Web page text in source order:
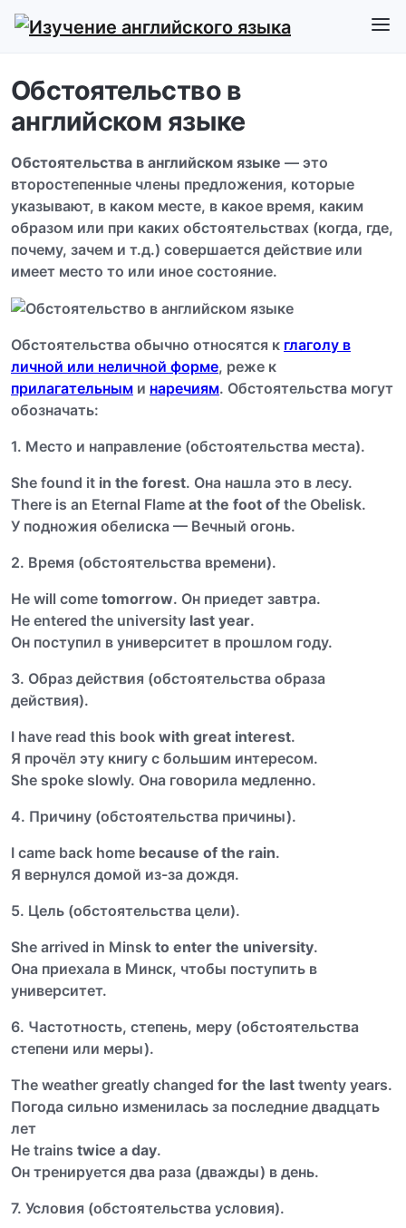
Обстоятельство в
английском языке
Обстоятельства в английском языке — это
второстепенные члены предложения, которые
указывают, в каком месте, в какое время, каким
образом или при каких обстоятельствах (когда, где,
почему, зачем и т.д.) совершается действие или
имеет место то или иное состояние.
Обстоятельства обычно относятся к глаголу в
личной или неличной форме, реже к
прилагательным и наречиям. Обстоятельства могут
обозначать:
1. Место и направление (обстоятельства места).
She found it in the forest. Она нашла это в лесу.
There is an Eternal Flame at the foot of the Obelisk.
У подножия обелиска — Вечный огонь.
2. Время (обстоятельства времени).
He will come tomorrow. Он приедет завтра.
Не entered the university last year.
Он поступил в университет в прошлом году.
3. Образ действия (обстоятельства образа
действия).
I have read this book with great interest.
Я прочёл эту книгу с большим интересом.
She spoke slowly. Она говорила медленно.
4. Причину (обстоятельства причины).
I came back home because of the rain.
Я вернулся домой из-за дождя.
5. Цель (обстоятельства цели).
She arrived in Minsk to enter the university.
Она приехала в Минск, чтобы поступить в
университет.
6. Частотность, степень, меру (обстоятельства
степени или меры).
The weather greatly changed for the last twenty years.
Погода сильно изменилась за последние двадцать
лет
He trains twice a day.
Он тренируется два раза (дважды) в день.
7. Условия (обстоятельства условия).